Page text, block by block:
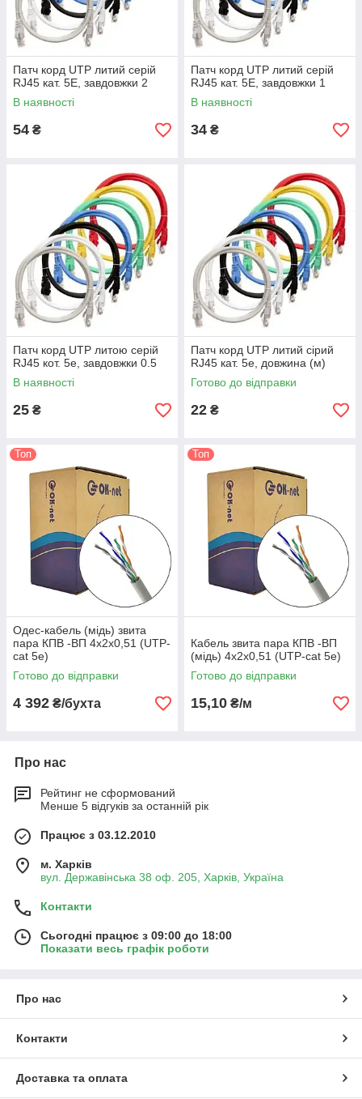
Патч корд UTP литий серій
RJ45 кат. 5Е, завдовжки 2
В наявності
54 ₴
Патч корд UTP литий серій
RJ45 кат. 5Е, завдовжки 1
В наявності
34 ₴
Патч корд UTP литою серій
RJ45 кот. 5е, завдовжки 0.5
В наявності
25 ₴
Патч корд UTP литий сірий
RJ45 кат. 5е, довжина (м)
Готово до відправки
22 ₴
Топ
Одес-кабель (мідь) звита
пара КПВ -ВП 4х2х0,51 (UTP-
cat 5e)
Готово до відправки
4 392 ₴/бухта
Топ
Кабель звита пара КПВ -ВП
(мідь) 4х2х0,51 (UTP-cat 5e)
Готово до відправки
15,10 ₴/м
Про нас
Рейтинг не сформований
Менше 5 відгуків за останній рік
Працює з 03.12.2010
м. Харків
вул. Державінська 38 оф. 205, Харків, Україна
Контакти
Сьогодні працює з 09:00 до 18:00
Показати весь графік роботи
Про нас
Контакти
Доставка та оплата